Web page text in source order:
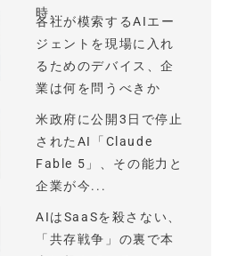
時...
各社が模索するAIエー
ジェントを現場に入れ
るためのデバイス、企
業は何を問うべきか
米政府に公開3日で停止
されたAI「Claude
Fable 5」、その能力と
企業が今...
AIはSaaSを殺さない、
「共存戦争」の裏で本